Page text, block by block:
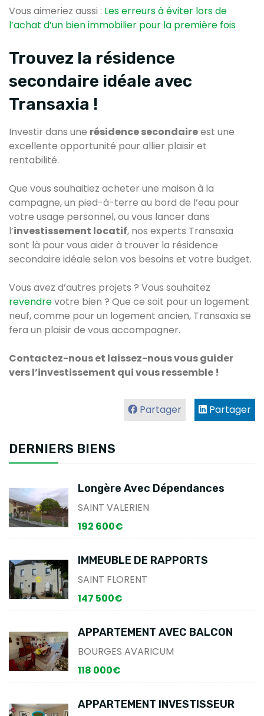
Vous aimeriez aussi : Les erreurs à éviter lors de
l’achat d’un bien immobilier pour la première fois
Trouvez la résidence
secondaire idéale avec
Transaxia !
Investir dans une résidence secondaireest une
excellente opportunité pour allier plaisir et
rentabilité.
Que vous souhaitiez acheter une maison à la
campagne, un pied-à-terre au bord de l’eau pour
votre usage personnel, ou vous lancer dans
l’investissement locatif, nos experts Transaxia
sont là pour vous aider à trouver la résidence
secondaire idéale selon vos besoins et votre budget.
Vous avez d’autres projets ? Vous souhaitez
revendrevotre bien ? Que ce soit pour un logement
neuf, comme pour un logement ancien, Transaxia se
fera un plaisir de vous accompagner.
Contactez-nous et laissez-nous vous guider
vers l’investissement qui vous ressemble !
Partager
Partager
DERNIERS BIENS
Longère Avec Dépendances
SAINT VALERIEN
192 600€
IMMEUBLE DE RAPPORTS
SAINT FLORENT
147 500€
APPARTEMENT AVEC BALCON
BOURGES AVARICUM
118 000€
APPARTEMENT INVESTISSEUR